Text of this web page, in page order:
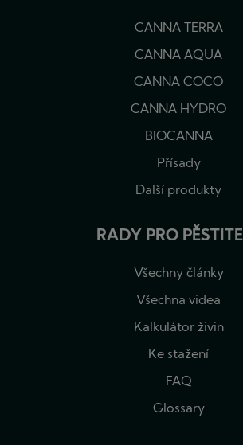
CANNA TERRA
CANNA AQUA
CANNA COCO
CANNA HYDRO
BIOCANNA
Přísady
Další produkty
RADY PRO
Všechny články
Všechna videa
Kalkulátor živin
Ke stažení
FAQ
Glossary